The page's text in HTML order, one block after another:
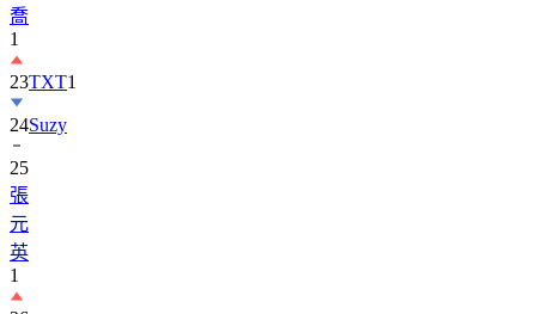
23
24Suzy
25
張
元
英
1
26
少